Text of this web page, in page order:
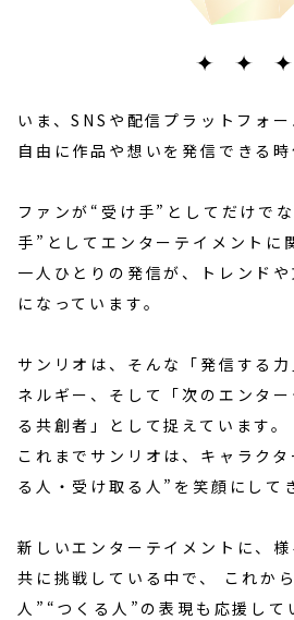
いま、SNSや配信プラットフォー
自由に作品や想いを発信できる時
ファンが“受け手”としてだけでな
手”としてエンターテイメントに
一人ひとりの発信が、トレンド
になっています。
サンリオは、そんな「発信する
ネルギー、 そして「次のエンタ
る共創者」として捉えています。
これまでサンリオは、キャラク
る人・受け取る人”を笑顔にして
新しいエンターテイメントに、
共に挑戦している中で、 これか
人”“つくる人”の表現も応援して